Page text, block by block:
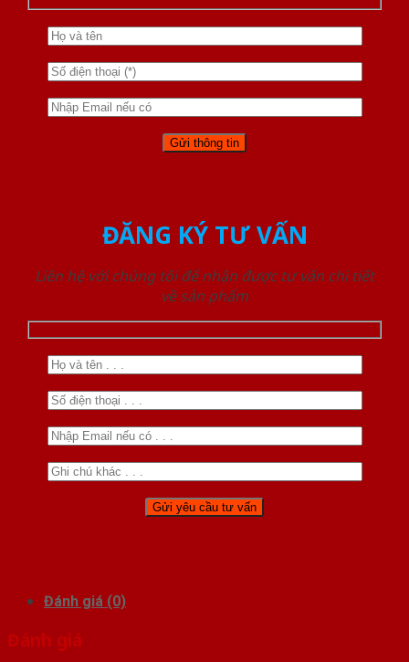
ĐĂNG KÝ TƯ VẤN
Liên hệ với chúng tôi để nhận được tư vấn chi tiết
về sản phẩm
Đánh giá (0)
Đánh giá